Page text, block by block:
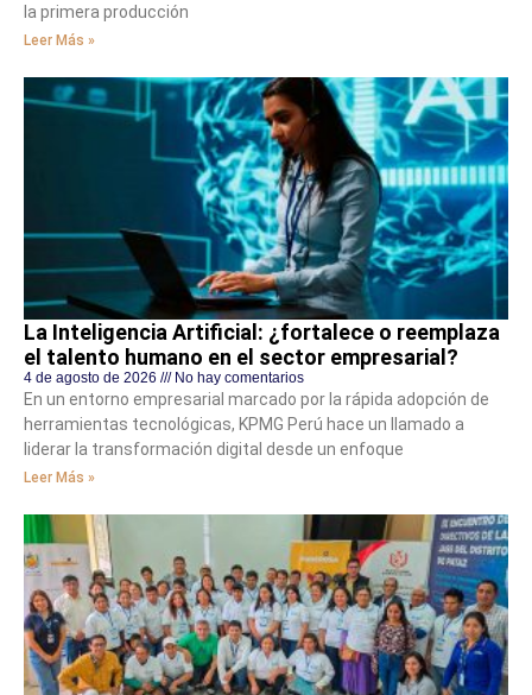
la primera producción
Leer Más »
La Inteligencia Artificial: ¿fortalece o reemplaza
el talento humano en el sector empresarial?
4 de agosto de 2026 No hay comentarios
En un entorno empresarial marcado por la rápida adopción de
herramientas tecnológicas, KPMG Perú hace un llamado a
liderar la transformación digital desde un enfoque
Leer Más »